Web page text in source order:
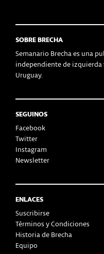
SOBRE BRECHA
Semanario Brecha es una
independiente de izquierda
Uruguay.
SEGUINOS
Facebook
Twitter
Instagram
Newsletter
ENLACES
Suscribirse
Términos y Condiciones
Historia de Brecha
Equipo